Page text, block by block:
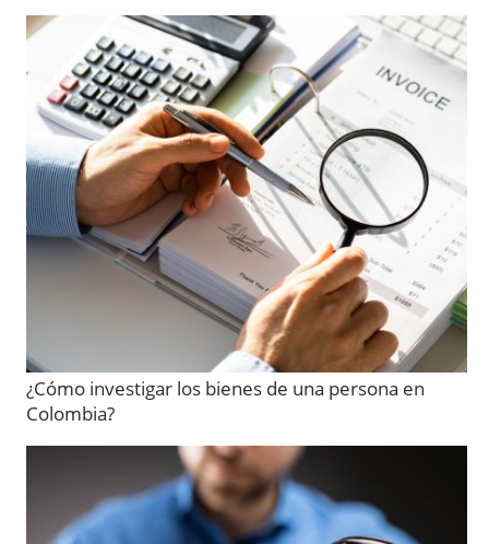
¿Cómo investigar los bienes de una persona en
Colombia?